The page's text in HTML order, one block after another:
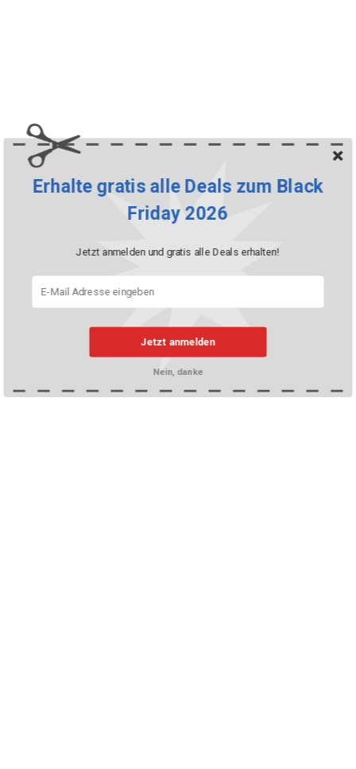
Jetzt anmelden
Erhalte gratis alle Deals zum Black
Friday 2026
Jetzt anmelden und gratis alle Deals erhalten!
Nein, danke